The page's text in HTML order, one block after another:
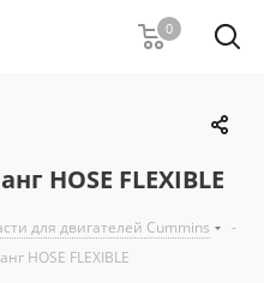
0
HOSE FLEXIBLE
для двигателей Cummins
-
HOSE FLEXIBLE